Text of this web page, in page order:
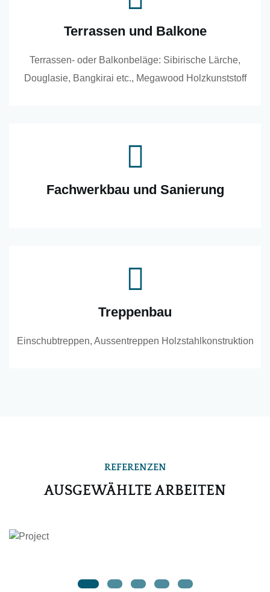
Terrassen und Balkone
Terrassen- oder Balkonbeläge: Sibirische Lärche,
Douglasie, Bangkirai etc., Megawood Holzkunststoff
Fachwerkbau und Sanierung
Treppenbau
Einschubtreppen, Aussentreppen Holzstahlkonstruktion
REFERENZEN
AUSGEWÄHLTE ARBEITEN